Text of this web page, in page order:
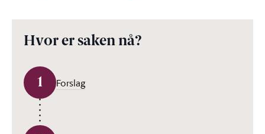
Hvor er saken nå?
1 Forslag